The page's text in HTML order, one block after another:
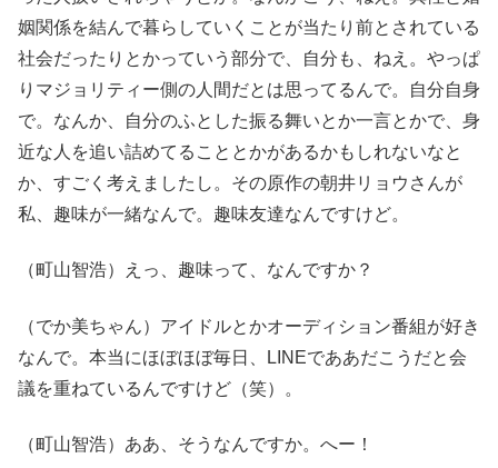
姻関係を結んで暮らしていくことが当たり前とされている
社会だったりとかっていう部分で、自分も、ねえ。やっぱ
りマジョリティー側の人間だとは思ってるんで。自分自身
で。なんか、自分のふとした振る舞いとか一言とかで、身
近な人を追い詰めてることとかがあるかもしれないなと
か、すごく考えましたし。その原作の朝井リョウさんが
私、趣味が一緒なんで。趣味友達なんですけど。
（町山智浩）えっ、趣味って、なんですか？
（でか美ちゃん）アイドルとかオーディション番組が好き
なんで。本当にほぼほぼ毎日、LINEでああだこうだと会
議を重ねているんですけど（笑）。
（町山智浩）ああ、そうなんですか。へー！